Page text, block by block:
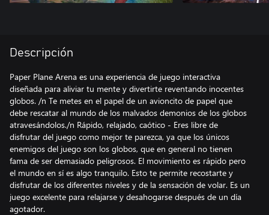
Descripción
Paper Plane Arena es una experiencia de juego interactiva
diseñada para aliviar tu mente y divertirte reventando inocentes
globos. /n Te metes en el papel de un avioncito de papel que
debe rescatar al mundo de los malvados demonios de los globos
atravesándolos./n Rápido, relajado, caótico - Eres libre de
disfrutar del juego como mejor te parezca, ya que los únicos
enemigos del juego son los globos, que en general no tienen
fama de ser demasiado peligrosos. El movimiento es rápido pero
el mundo en sí es algo tranquilo. Esto te permite recostarte y
disfrutar de los diferentes niveles y de la sensación de volar. Es un
juego excelente para relajarse y desahogarse después de un día
agotador.